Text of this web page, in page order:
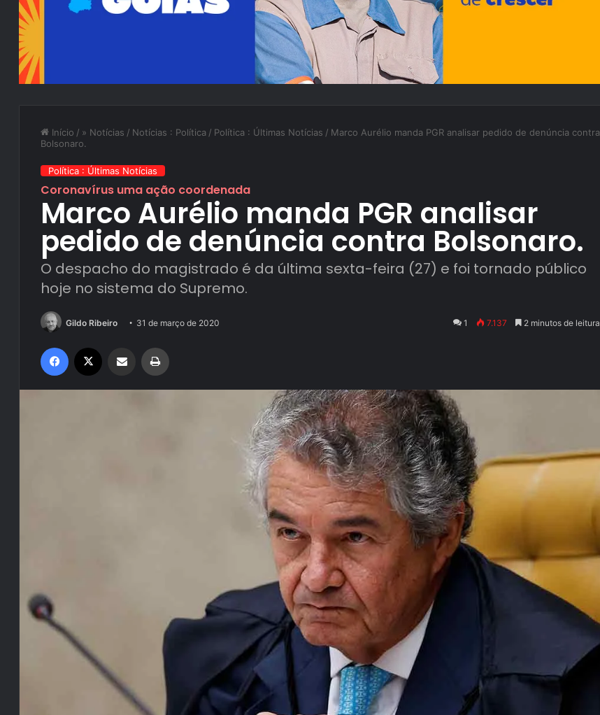
Início / » Notícias / Notícias : Política / Política : Últimas Notícias / Marco Aurélio manda PGR analisar pedido de denúncia contra
Bolsonaro.
Política : Últimas Notícias
Coronavírus uma ação coordenada
Marco Aurélio manda PGR analisar
pedido de denúncia contra Bolsonaro.
O despacho do magistrado é da última sexta-feira (27) e foi tornado público
hoje no sistema do Supremo.
Gildo Ribeiro 31 de março de 2020 1 7.137 2 minutos de leitura